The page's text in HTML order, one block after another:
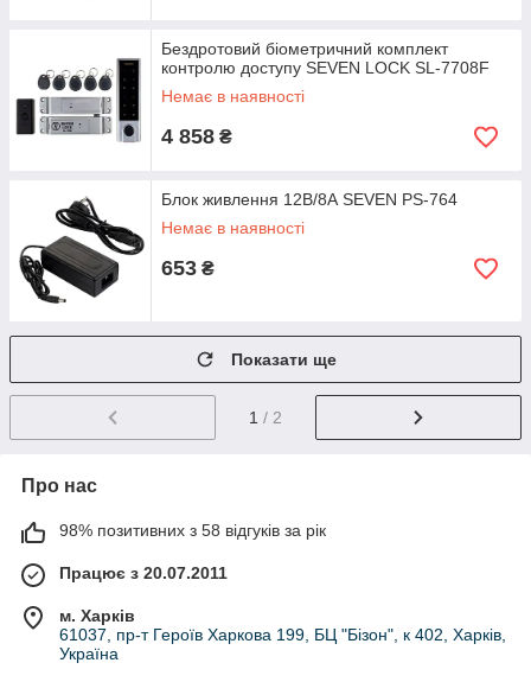
Бездротовий біометричний комплект
контролю доступу SEVEN LOCK SL-7708F
Немає в наявності
4 858 ₴
Блок живлення 12В/8А SEVEN PS-764
Немає в наявності
653 ₴
Показати ще
1 / 2
Про нас
98% позитивних з 58 відгуків за рік
Працює з 20.07.2011
м. Харків
61037, пр-т Героїв Харкова 199, БЦ "Бізон", к 402, Харків,
Україна